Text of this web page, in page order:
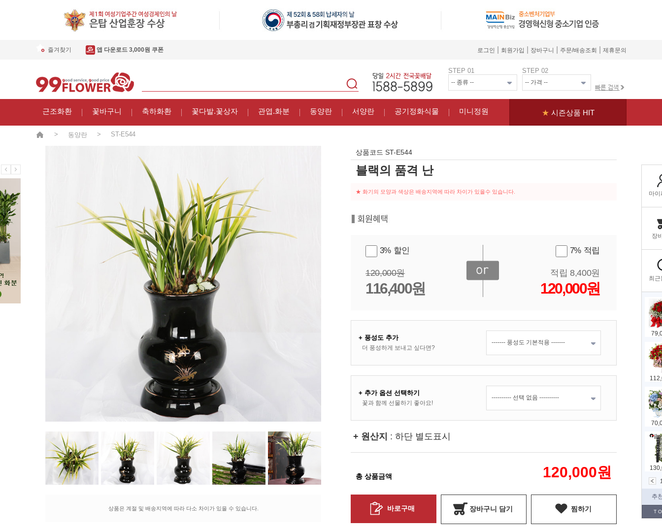
즐겨찾기 앱 다운로드 3,000원 쿠폰 로그인 회원가입 장바구니 주문/배송조회 제휴문의
STEP 01 STEP 02
근조화환 꽃바구니 축하화환 꽃다발.꽃상자 관엽.화분 동양란 서양란 공기정화식물 미니정원 ★ 시즌상품 HIT
> 동양란 > ST-E544
상품은 계절 및 배송지역에 따라 다소 차이가 있을 수 있습니다.
상품코드 ST-E544
블랙의 품격 난
★ 화기의 모양과 색상은 배송지역에 따라 차이가 있을수 있습니다.
3% 할인
120,000원
116,400원
7% 적립
적립 8,400원
120,000원
+ 풍성도 추가
더 풍성하게 보내고 싶다면?
+ 추가 옵션 선택하기
꽃과 함께 선물하기 좋아요!
+ 원산지 : 하단 별도표시
총 상품금액 120,000원
바로구매 장바구니 담기 찜하기